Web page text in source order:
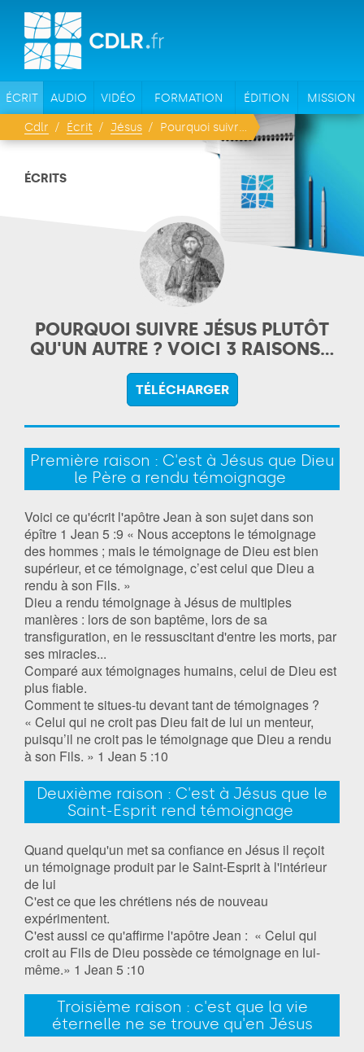
ÉCRIT AUDIO VIDÉO FORMATION ÉDITION MISSION
Cdlr Écrit Jésus Pourquoi suivre Jésus plutôt qu'un autre ? Voici 3 raisons...
ÉCRITS
POURQUOI SUIVRE JÉSUS PLUTÔT
QU'UN AUTRE ? VOICI 3 RAISONS...
TÉLÉCHARGER
Première raison : C'est à Jésus que Dieu
le Père a rendu témoignage
Voici ce qu'écrit l'apôtre Jean à son sujet dans son
épître 1 Jean 5 :9 « Nous acceptons le témoignage
des hommes ; mais le témoignage de Dieu est bien
supérieur, et ce témoignage, c’est celui que Dieu a
rendu à son Fils. »
Dieu a rendu témoignage à Jésus de multiples
manières : lors de son baptême, lors de sa
transfiguration, en le ressuscitant d'entre les morts, par
ses miracles...
Comparé aux témoignages humains, celui de Dieu est
plus fiable.
Comment te situes-tu devant tant de témoignages ?
« Celui qui ne croit pas Dieu fait de lui un menteur,
puisqu’il ne croit pas le témoignage que Dieu a rendu
à son Fils. » 1 Jean 5 :10
Deuxième raison : C'est à Jésus que le
Saint-Esprit rend témoignage
Quand quelqu'un met sa confiance en Jésus il reçoit
un témoignage produit par le Saint-Esprit à l'intérieur
de lui
C'est ce que les chrétiens nés de nouveau
expérimentent.
C'est aussi ce qu'affirme l'apôtre Jean : « Celui qui
croit au Fils de Dieu possède ce témoignage en lui-
même.» 1 Jean 5 :10
Troisième raison : c'est que la vie
éternelle ne se trouve qu'en Jésus